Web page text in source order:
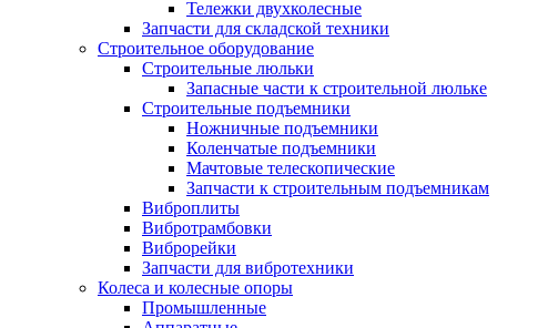
Тележки двухколесные
Запчасти для складской техники
Строительное оборудование
Строительные люльки
Запасные части к строительной люльке
Строительные подъемники
Ножничные подъемники
Коленчатые подъемники
Мачтовые телескопические
Запчасти к строительным подъемникам
Виброплиты
Вибротрамбовки
Виброрейки
Запчасти для вибротехники
Колеса и колесные опоры
Промышленные